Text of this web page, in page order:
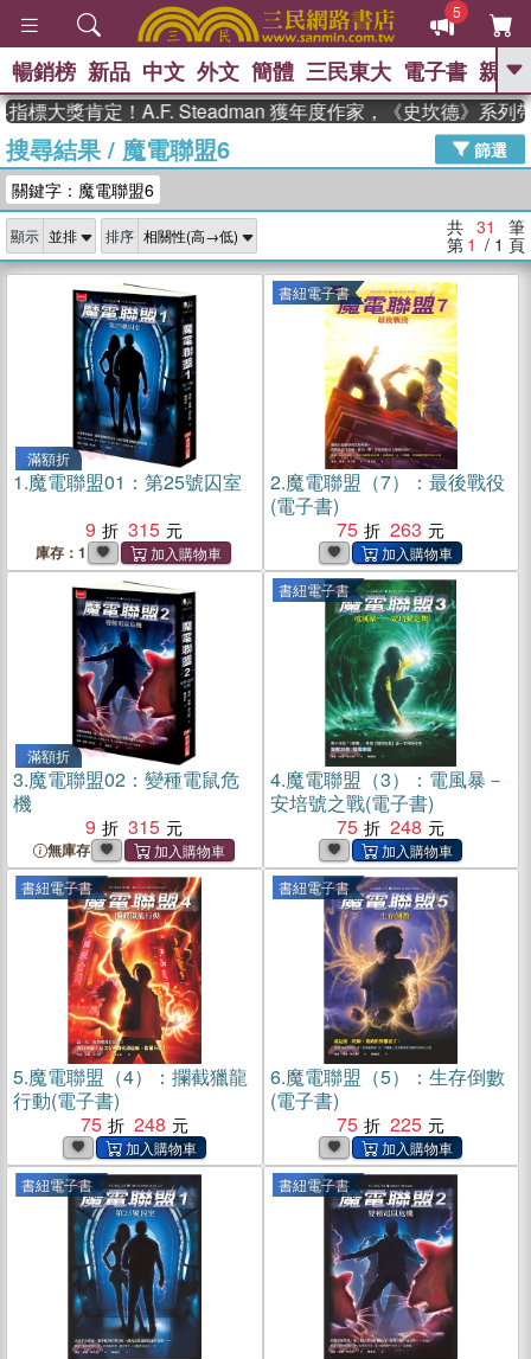
5
GO
高希均教授回憶錄
、 The Odyssey 、 父親節 、 如果歷
獎 臺灣漫遊錄 、 方念華 、 台灣的李
登輝時代
數學女孩：黎曼猜想 、
偉大的迷走神經
暢銷榜 新品 中文 外文 簡體 三民東大 電子書 親子
獎肯定！A.F. Steadman 獲年度作家，《史坎德》系列帶你
搜尋結果/ 魔電聯盟6
篩選
關鍵字：魔電聯盟6
顯示 排序 共 31 筆
第 1 / 1 頁
滿額折
1.魔電聯盟01：第25號囚室
9
315
庫存：1
書紐電子書
2.魔電聯盟（7）：最後戰役
(電子書)
75
263
滿額折
3.魔電聯盟02：變種電鼠危
機
9
315
無庫存
書紐電子書
4.魔電聯盟（3）：電風暴－
安培號之戰(電子書)
75
248
書紐電子書
5.魔電聯盟（4）：攔截獵龍
行動(電子書)
75
248
書紐電子書
6.魔電聯盟（5）：生存倒數
(電子書)
75
225
書紐電子書 書紐電子書